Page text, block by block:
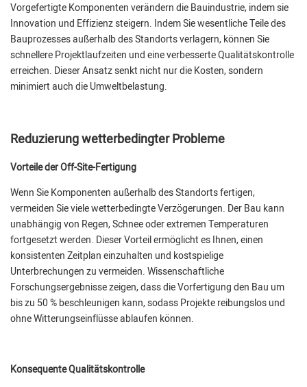
Vorgefertigte Komponenten verändern die Bauindustrie, indem sie
Innovation und Effizienz steigern. Indem Sie wesentliche Teile des
Bauprozesses außerhalb des Standorts verlagern, können Sie
schnellere Projektlaufzeiten und eine verbesserte Qualitätskontrolle
erreichen. Dieser Ansatz senkt nicht nur die Kosten, sondern
minimiert auch die Umweltbelastung.
Reduzierung wetterbedingter Probleme
Vorteile der Off-Site-Fertigung
Wenn Sie Komponenten außerhalb des Standorts fertigen,
vermeiden Sie viele wetterbedingte Verzögerungen. Der Bau kann
unabhängig von Regen, Schnee oder extremen Temperaturen
fortgesetzt werden. Dieser Vorteil ermöglicht es Ihnen, einen
konsistenten Zeitplan einzuhalten und kostspielige
Unterbrechungen zu vermeiden. Wissenschaftliche
Forschungsergebnisse zeigen, dass die Vorfertigung den Bau um
bis zu 50 % beschleunigen kann, sodass Projekte reibungslos und
ohne Witterungseinflüsse ablaufen können.
Konsequente Qualitätskontrolle